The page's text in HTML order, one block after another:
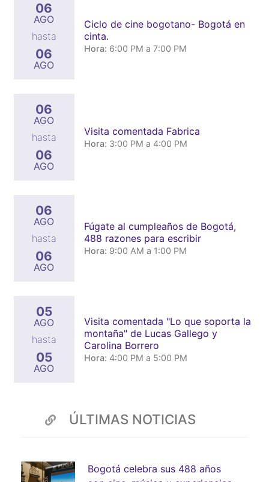
06
AGO
hasta
06
AGO
Ciclo de cine bogotano- Bogotá en
cinta.
Hora: 6:00 PM a 7:00 PM
06
AGO
hasta
06
AGO
Visita comentada Fabrica
Hora: 3:00 PM a 4:00 PM
06
AGO
hasta
06
AGO
Fúgate al cumpleaños de Bogotá,
488 razones para escribir
Hora: 9:00 AM a 1:00 PM
05
AGO
hasta
05
AGO
Visita comentada "Lo que soporta la
montaña" de Lucas Gallego y
Carolina Borrero
Hora: 4:00 PM a 5:00 PM
ÚLTIMAS NOTICIAS
Bogotá celebra sus 488 años